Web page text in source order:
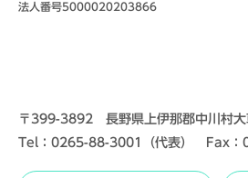
法人番号5000020203866
〒399-3892 長野県上伊那郡中川村大
Tel：0265-88-3001（代表） Fax：